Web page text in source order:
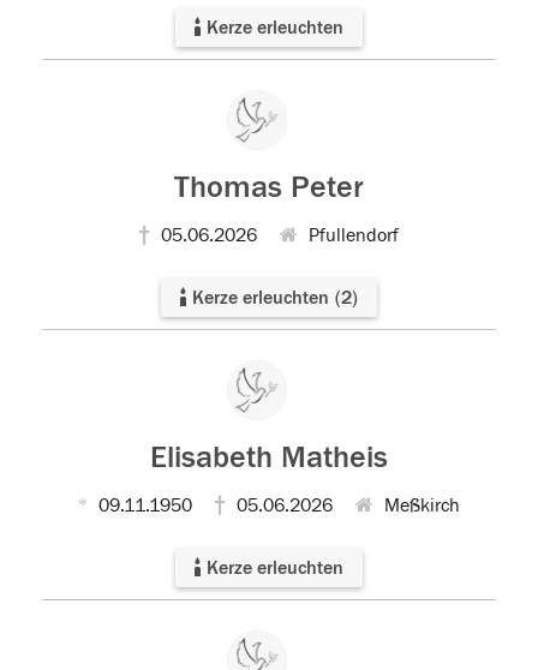
Kerze erleuchten
Thomas Peter
05.06.2026 Pfullendorf
Kerze erleuchten (2)
Elisabeth Matheis
09.11.1950 05.06.2026 Meßkirch
Kerze erleuchten